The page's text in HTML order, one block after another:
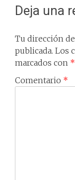
Deja una
Tu dirección
publicada. Los
marcados con *
Comentario *